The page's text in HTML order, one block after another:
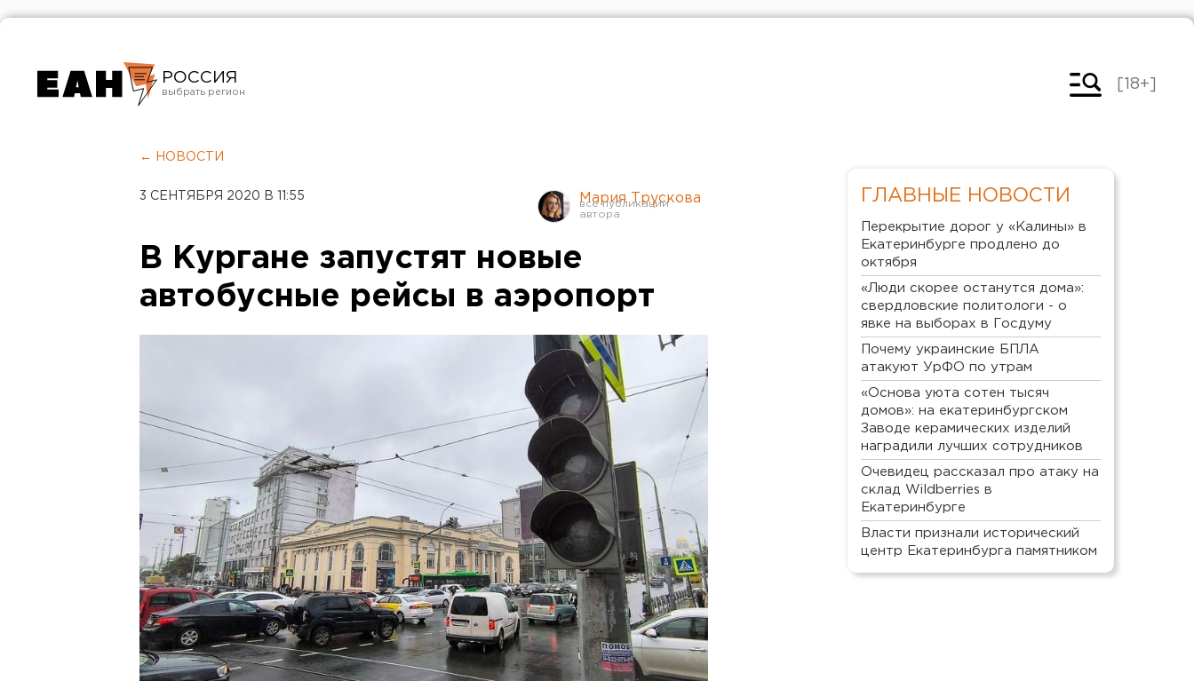
РОССИЯ
Челябинск
[18+]
← НОВОСТИ
3 СЕНТЯБРЯ 2020 В 11:55 Мария Трускова
В Кургане запустят новые
автобусные рейсы в аэропорт
ГЛАВНЫЕ НОВОСТИ
Перекрытие дорог у «Калины» в
Екатеринбурге продлено до
октября
«Люди скорее останутся дома»:
свердловские политологи - о
явке на выборах в Госдуму
Почему украинские БПЛА
атакуют УрФО по утрам
«Основа уюта сотен тысяч
домов»: на екатеринбургском
Заводе керамических изделий
наградили лучших сотрудников
Очевидец рассказал про атаку на
склад Wildberries в
Екатеринбурге
Власти признали исторический
центр Екатеринбурга памятником